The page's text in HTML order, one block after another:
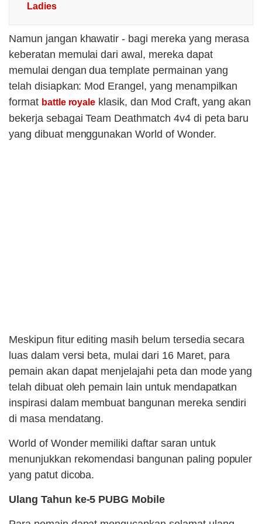
Ladies
Namun jangan khawatir - bagi mereka yang merasa
keberatan memulai dari awal, mereka dapat
memulai dengan dua template permainan yang
telah disiapkan: Mod Erangel, yang menampilkan
format battle royale klasik, dan Mod Craft, yang akan
bekerja sebagai Team Deathmatch 4v4 di peta baru
yang dibuat menggunakan World of Wonder.
Meskipun fitur editing masih belum tersedia secara
luas dalam versi beta, mulai dari 16 Maret, para
pemain akan dapat menjelajahi peta dan mode yang
telah dibuat oleh pemain lain untuk mendapatkan
inspirasi dalam membuat bangunan mereka sendiri
di masa mendatang.
World of Wonder memiliki daftar saran untuk
menunjukkan rekomendasi bangunan paling populer
yang patut dicoba.
Ulang Tahun ke-5 PUBG Mobile